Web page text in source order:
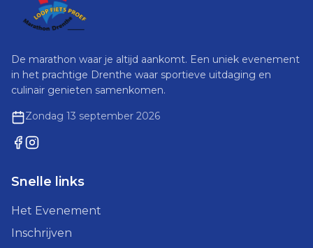
De marathon waar je altijd aankomt. Een uniek evenement
in het prachtige Drenthe waar sportieve uitdaging en
culinair genieten samenkomen.
Zondag 13 september 2026
Snelle links
Het Evenement
Inschrijven